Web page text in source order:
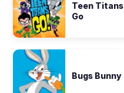
Teen Titans
Go
Bugs Bunny